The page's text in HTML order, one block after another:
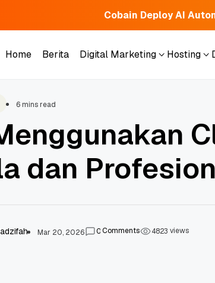
Cobain Deploy AI
Home
Berita
Digital Marketing
Hosting
6 mins read
dan
Mar 20, 2026 0Comments 4823 views